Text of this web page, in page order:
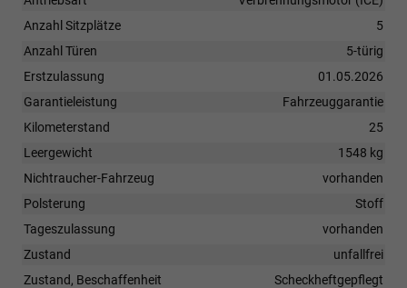
Anzahl Sitzplätze
5
Anzahl Türen
5-türig
Erstzulassung
01.05.2026
Garantieleistung
Fahrzeuggarantie
Kilometerstand
25
Leergewicht
1548 kg
Nichtraucher-Fahrzeug
vorhanden
Polsterung
Stoff
Tageszulassung
vorhanden
Zustand
unfallfrei
Zustand, Beschaffenheit
Scheckheftgepflegt